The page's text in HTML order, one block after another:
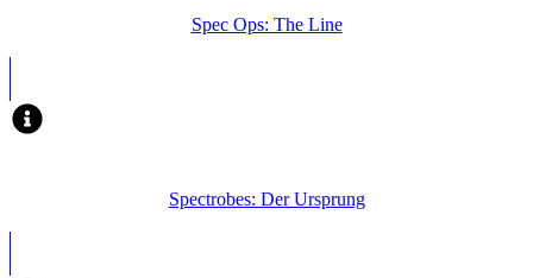
Spec Ops: The Line
Spectrobes: Der Ursprung